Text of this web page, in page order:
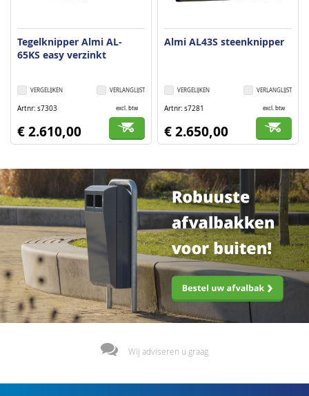
Tegelknipper Almi AL-
65KS easy verzinkt
VERLANGLIJST
VERGELIJKEN
Artnr s7303 excl. btw
€ 2.610,00
Almi AL43S steenknipper
VERLANGLIJST
VERGELIJKEN
Artnr s7281 excl. btw
€ 2.650,00
Wij adviseren u graag